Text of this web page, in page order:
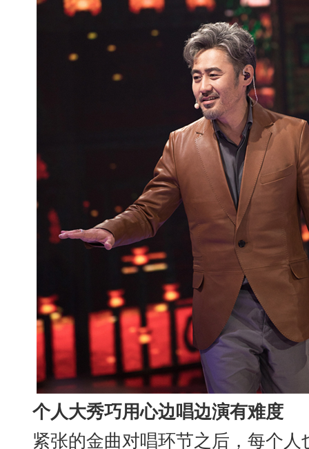
个人大秀巧用心边唱边演有难度
紧张的金曲对唱环节之后，每个人